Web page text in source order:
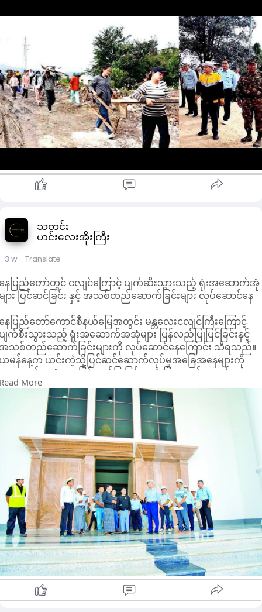
ျင်းပြည်နယ်အစိုးရအဖွဲ့ စည်ပင်သာယာရေးဝန်ကြီး၊ ချင်းပြည်နယ်
တွင်း ပြန်လည်ထူထောင်ရေးနှင့် ပြန်လည်တည် ဆောက်ရေး
ော်မတီဝင်များ၊ လုပ်ငန်းကော်မတီဝင်များနှင့် အတူ တပ်မတော်
ားများ၊ ရဲတပ်ဖွဲ့ဝင် များ၊ မီးသတ်တပ်ဖွဲ့ဝင်များ၊ ကျန်းမာရေး
န်ထမ်းများ၊ ပညာရေးဝန်ထမ်းများနှင့် ဌာနဆိုင်ရာတာဝန်ရှိသူများ
စုပေါင်းသန့်ရှင်းရေးဆောင် ရွက်ကြခြင်းဖြစ်ကြောင်း သိရသည်။
လမ်းခရိုင်နှင့် မြို့နယ်ဌာနဆိုင်ရာပူးပေါင်း အဖွဲ့များပါဝင်သည့်
ပေါင်းအင်အား (၃၅၂)ဦးဖြင့် ဖလမ်းမြို့၊ ဗလိုင်ရပ်ကွက်၊
ေါက်တာနီခွဲလမ်းတစ်လျှောက် လမ်းဘေးဝဲယာရှိ ချုံနွယ်ပိတ်ပေါင်း
ျား၊ ရေမြောင်းများ၊ ခရိုင်၊ မြို့နယ်ရုံး ပတ်ဝန်းကျင်နှင့် ပြည်သူ့
ေးရုံ၊ သူနာပြုသင်တန်းကျေားင်း ပတ်ဝန်းကျင်တို့ကို စုပေါင်း
လမ်းမြို့တွင် အကြမ်းဖက်ဖြစ်စဉ်များကြောင့် ထိခိုက်ပျက်စီးခဲ့
ည့် နေအိမ်များ၊ အဆောက် အဦများကို ပြုပြင်ထိန်းသိမ်းခြင်း၊
ြန်လည်တည်ဆောက်ခြင်းတို့ကို နေ့စဉ်ဆောင်ရွက်လျက်ရှိကြောင်း
နောက် ဒုတိယဝန်ကြီးနှင့် အဖွဲ့သည် စုပေါင်းသန့်ရှင်းရေး
ောင်ရွက်နေသည့် ကုတင် (၂၀၀)ဆံ့ မြို့နယ်ပြည်သူ့ဆေးရုံသို့
ားရောက်ခဲ့ပြီး ဆေးရုံဝန်းအတွင်း လူအား၊ စက်အားများဖြင့်
န့်ရှင်းရေးဆောင်ရွက်နေမှုနှင့် အဆောက်အဦး အစိတ်အပိုင်းများ
ဖယ်ရှားရှင်းလင်း ဆောင်ရွက်နေမှုတို့အား ကြည့်ရှုစစ်ဆေးခဲ့
ြောင်း သိရသည်။
လမ်းမြို့တွင် ယာယီပြည်သူ့ဆေးရုံဖွင့်လှစ်၍ ဆေးရုံအုပ်ကြီးနှင့်
ျန်းမာရေးဝန်ထမ်း (၈၄)ဦးဖြင့် ကျန်းမာရေးစစ်ဆေး ကုသမှုများ
ောင်ရွက်ပေးလျက်ရှိရာ လူနာပေါင်း (၁၅၅၄)ဦးအား ကုသမှုများ
ောင်ရွက်ပေးနိုင်ခဲ့ပြီး၊ မြို့ပေါ်ရှိ ဒေသခံများသာမက ကျေးရွာများ
ဒေသခံပြည်သူများပါ လာရောက်၍ ဆေးကုသမှုခံယူလျက်ရှိ
ည်။
သတင်း
ဟင်းလေးအိုးကြီး
3 w- Translate
ေပြည်တော်တွင် ငလျင်ကြောင့် ပျက်ဆီးသွားသည့် ရုံးအဆောက်အုံ
ျား ပြင်ဆင်ခြင်း နှင့် အသစ်တည်ဆောက်ခြင်းများ လုပ်ဆောင်နေ
ေပြည်တော်ကောင်စီနယ်မြေအတွင်း မန္တလေးငလျင်ကြီးကြောင့်
ျက်စီးသွားသည့် ရုံးအဆောက်အအုံများ ပြန်လည်ပြုပြင်ခြင်းနှင့်
သစ်တည်ဆောက်ခြင်းများကို လုပ်ဆောင်နေကြောင်း သိရသည်။
မန်နေ့က ယင်းကဲ့သို့ပြင်ဆင်‌ဆောက်လုပ်မှုအခြေအနေများကို
ဆောက်အအုံများ ပြန်လည်ပြုပြင်အသုံးပြုရေးနှင့် အသစ်
ည်ဆောက်ရေးကြီးကြပ်မှုကော်မတီဥက္ကဋ္ဌ ဆောက်လုပ်ရေး
န်ကြီးဌာန ပြည်ထောင်စုဝန်ကြီး ဦးမျိုးသန့်က လိုက်လံကြည့်ရှု
စ်ဆေးခဲ့ခြင်းလည်း ဖြစ်သည်။
ေပြည်တော်ကောင်စီနယ်မြေအတွင်း မန္တလေးငလျင်ကြီးကြောင့်
ျက်စီးသွားသည့် နိုင်ငံတော်ဖွဲ့စည်းပုံ အခြေခံဥပဒေဆိုင်ရာ ခုံရုံး
ဆောက်အအုံအသစ်တည်ဆောက်ရေး လုပ်ဆောင်နေခြင်းလည်း
ြစ်သည်။
ပြင် ငလျင်ဒဏ်ကြောင့် ပျက်စီးခဲ့သော ပြည်ထောင်စုတရား
တ်တော်ချုပ်ရုံးနှင့် အလုပ်သမားဝန်ကြီးဌာနဝန်ကြီး ရုံးသို့ရောက်ရှိ
ြီး ကော်မတီဥက္ကဋ္ဌက “ ပြန်လည်ပြုပြင်ရာတွင် ငလျင်ဒဏ်ခံနိုင်စေ
ေးအတွက် Shear Walls များ ထည့်သွင်းဆောင်ရွက်ရာတွင်
ည်းစနစ်မှန်ကန်စေရေး၊ မြို့ပြ/ ရေသန့်/ လျှပ်စစ်လုပ်ငန်းများ
ပိုင်းလိုက်ပြီးစီးရေး၊ ရုံးပတ်ဝန်းကျင်သန့်ရှင်းသာယာလှပစေရေး
င့် ပရိဘောဂများ ကြိုတင်ပြင်ဆင်ခြင်းတို့ကို အလေးထား
ောင်ရွက်သွားရန် “ လည်း ပြောကြားခဲ့ကြောင်း သိရသည်။
ြီးခဲ့သည့် ငလျင်ဒဏ်ကြောင့် နေပြည်တော်ရှိ အစိုးရရုံး
ဆောက်အအုံများ၏ ၇၀ ရာခိုင်နှုန်းခန့် ထိခိုက်ပျက်စီးမှု ရှိခဲ့
ြောင်းလည်း သိရသည်။
More